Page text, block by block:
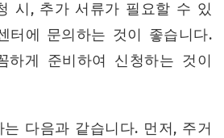
시, 추가 서류가 필요할 수 있
터에 문의하는 것이 좋습니다.
하게 준비하여 신청하는 것이
다음과 같습니다. 먼저, 주거